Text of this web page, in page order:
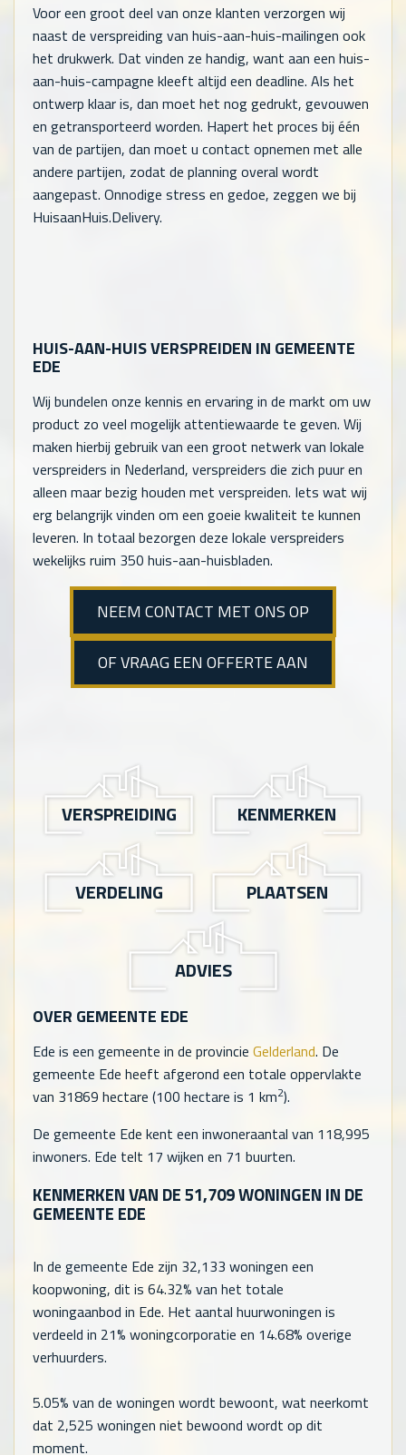
Voor een groot deel van onze klanten verzorgen wij
naast de verspreiding van huis-aan-huis-mailingen ook
het drukwerk. Dat vinden ze handig, want aan een huis-
aan-huis-campagne kleeft altijd een deadline. Als het
ontwerp klaar is, dan moet het nog gedrukt, gevouwen
en getransporteerd worden. Hapert het proces bij één
van de partijen, dan moet u contact opnemen met alle
andere partijen, zodat de planning overal wordt
aangepast. Onnodige stress en gedoe, zeggen we bij
HuisaanHuis.Delivery.
HUIS-AAN-HUIS VERSPREIDEN IN GEMEENTE
EDE
Wij bundelen onze kennis en ervaring in de markt om uw
product zo veel mogelijk attentiewaarde te geven. Wij
maken hierbij gebruik van een groot netwerk van lokale
verspreiders in Nederland, verspreiders die zich puur en
alleen maar bezig houden met verspreiden. Iets wat wij
erg belangrijk vinden om een goeie kwaliteit te kunnen
leveren. In totaal bezorgen deze lokale verspreiders
wekelijks ruim 350 huis-aan-huisbladen.
NEEM CONTACT MET ONS OP
OF VRAAG EEN OFFERTE AAN
VERSPREIDING KENMERKEN
VERDELING PLAATSEN
ADVIES
OVER GEMEENTE EDE
Ede is een gemeente in de provincie Gelderland. De
gemeente Ede heeft afgerond een totale oppervlakte
van 31869 hectare (100 hectare is 1 km2).
De gemeente Ede kent een inwoneraantal van 118,995
inwoners. Ede telt 17 wijken en 71 buurten.
KENMERKEN VAN DE51,709WONINGEN IN DE
GEMEENTE EDE
In de gemeente Ede zijn 32,133 woningen een
koopwoning, dit is 64.32% van het totale
woningaanbod in Ede. Het aantal huurwoningen is
verdeeld in 21% woningcorporatie en 14.68% overige
verhuurders.
5.05% van de woningen wordt bewoont, wat neerkomt
dat 2,525 woningen niet bewoond wordt op dit
moment.